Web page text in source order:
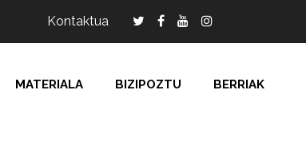
Kontaktua
MATERIALA BIZIPOZTU BERRIAK